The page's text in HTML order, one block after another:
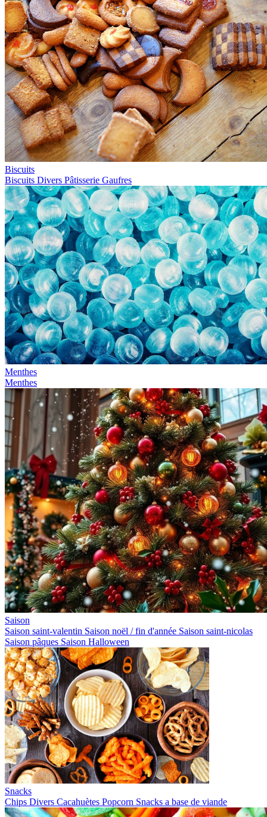
Biscuits
Biscuits Divers Pâtisserie Gaufres
Menthes
Menthes
Saison
Saison saint-valentin Saison noël / fin d'année Saison saint-nicolas
Saison pâques Saison Halloween
Snacks
Chips Divers Cacahuètes Popcorn Snacks a base de viande